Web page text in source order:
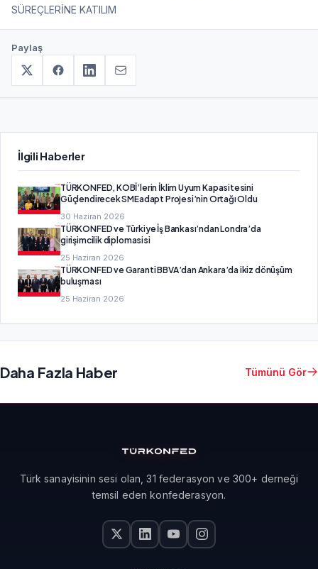
SÜREÇLERİNE KATILIM
Paylaş
İlgili Haberler
TÜRKONFED, KOBİ’lerin İklim Uyum Kapasitesini
Güçlendirecek SMEadapt Projesi’nin Ortağı Oldu
30 Haziran 2026
TÜRKONFED ve Türkiye İş Bankası’ndan Londra’da
girişimcilik diplomasisi
25 Haziran 2026
TÜRKONFED ve Garanti BBVA’dan Ankara’da ikiz dönüşüm
buluşması
25 Haziran 2026
Daha Fazla Haber Tümünü Gör
Türk sanayisinin sesi olan, 31 federasyon ve 300+ derneği
temsil eden konfederasyon.